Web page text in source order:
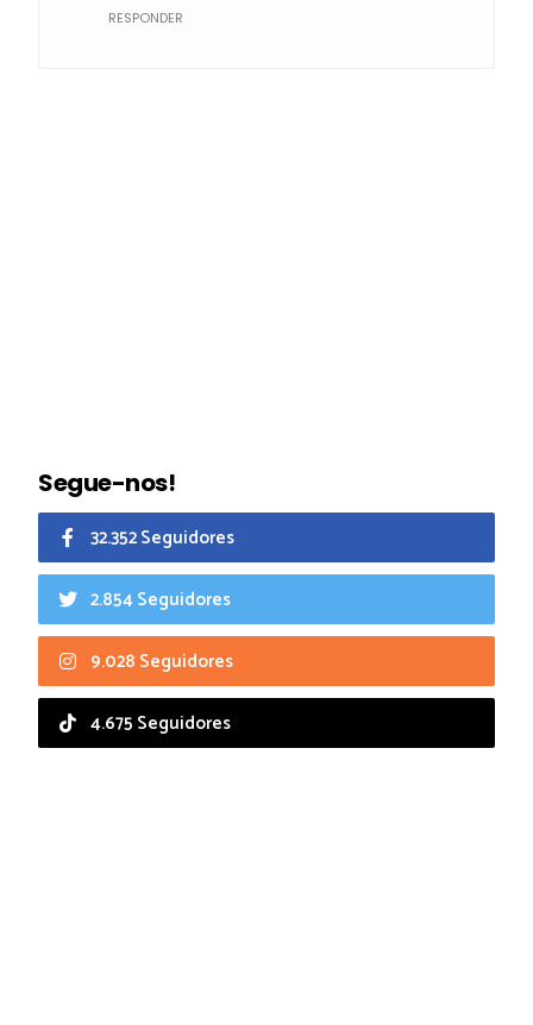
RESPONDER
Segue-nos!
32.352 Seguidores
2.854 Seguidores
9.028 Seguidores
4.675 Seguidores